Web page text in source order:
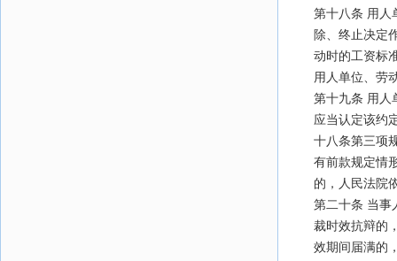
第十八条 用人
除、终止决定
动时的工资标
用人单位、劳
第十九条 用人
应当认定该约
十八条第三项
有前款规定情
的，人民法院
第二十条 当事
裁时效抗辩的
效期间届满的